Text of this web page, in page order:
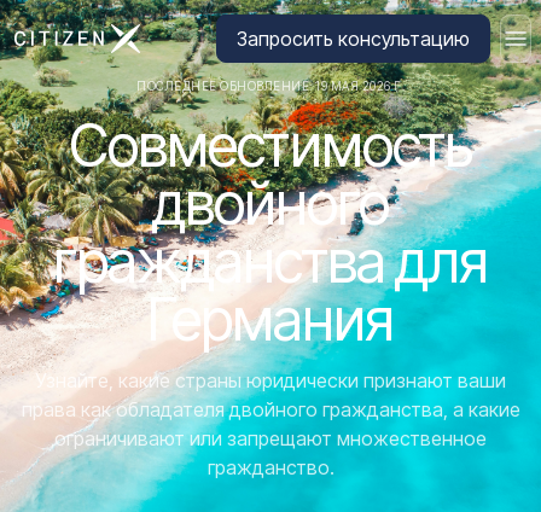
Перейти на главную страницу CitizenX
Запросить консультацию
ПОСЛЕДНЕЕ ОБНОВЛЕНИЕ: 19 МАЯ 2026 Г.
Совместимость
двойного
гражданства для
Германия
Узнайте, какие страны юридически признают ваши
права как обладателя двойного гражданства, а какие
ограничивают или запрещают множественное
гражданство.